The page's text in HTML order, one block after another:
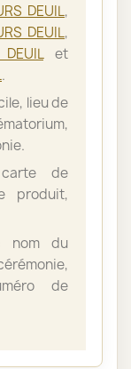
DEUIL,
DEUIL,
et
.
lieu de
de
produit,
nom du
de